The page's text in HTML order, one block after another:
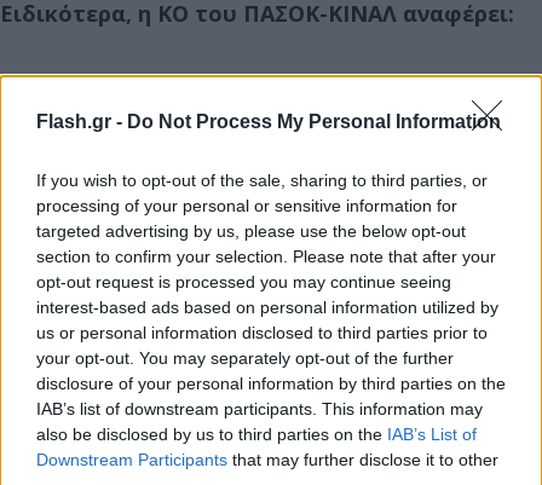
Flash.gr - Do Not Process My Personal Information
If you wish to opt-out of the sale, sharing to third parties, or
processing of your personal or sensitive information for
targeted advertising by us, please use the below opt-out
section to confirm your selection. Please note that after your
opt-out request is processed you may continue seeing
interest-based ads based on personal information utilized by
us or personal information disclosed to third parties prior to
your opt-out. You may separately opt-out of the further
disclosure of your personal information by third parties on the
IAB’s list of downstream participants. This information may
also be disclosed by us to third parties on the IAB’s List of
Downstream Participants that may further disclose it to other
Ειδικότερα, η ΚΟ του ΠΑΣΟΚ-ΚΙΝΑΛ αναφέρει: